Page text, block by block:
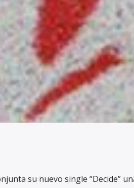
su nuevo single “Decide”